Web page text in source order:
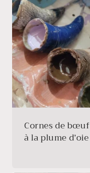
Cornes de bœuf
à la plume d’oie